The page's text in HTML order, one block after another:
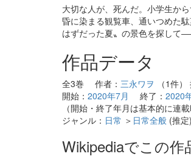
大切な人が、死んだ。小学生か
昏に染まる観覧車、通いつめた
はずだった夏〟の景色を探して
作品データ
全3巻 作者： 三永ワヲ （1件）
開始： 2020年7月 終了： 2020
（開始・終了年月は基本的に連
ジャンル： 日常 ＞ 日常全般 (推定)
Wikipediaでこの作